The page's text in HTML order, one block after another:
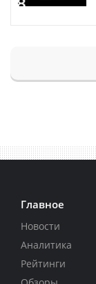
Главное
Новости
Аналитика
Рейтинги